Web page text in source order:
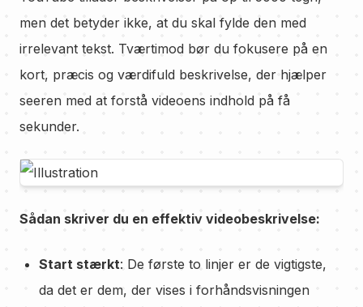
men det betyder ikke, at du skal fylde den med
irrelevant tekst. Tværtimod bør du fokusere på en
kort, præcis og værdifuld beskrivelse, der hjælper
seeren med at forstå videoens indhold på få
sekunder.
Sådan skriver du en effektiv videobeskrivelse:
Start stærkt: De første to linjer er de vigtigste,
da det er dem, der vises i forhåndsvisningen